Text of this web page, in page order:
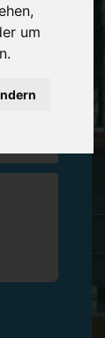
um